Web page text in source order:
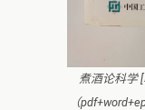
煮酒论科学
（